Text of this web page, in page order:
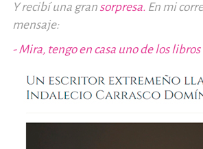
Y recibí una gransorpresa. En mi
mensaje:
- Mira, tengo en casa uno de los